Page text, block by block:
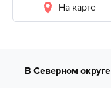
На карте
В Северном округе